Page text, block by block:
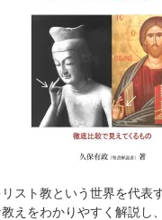
スト教という世界を代表
えをわかりやすく解説